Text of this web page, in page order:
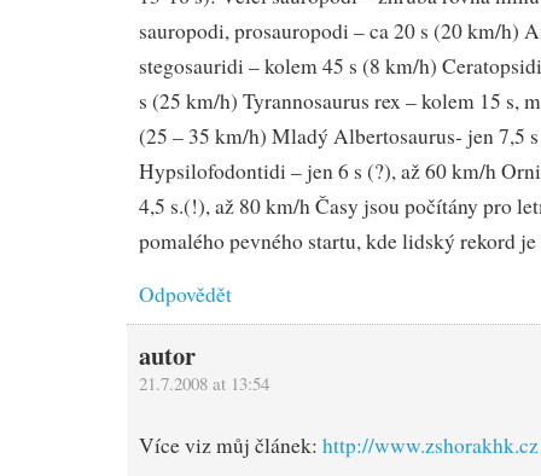
sauropodi, prosauropodi – ca 20 s (20 km/h)
stegosauridi – kolem 45 s (8 km/h)
s (25 km/h) Tyrannosaurus rex – kolem 15 s,
(25 – 35 km/h) Mladý Albertosaurus- jen 7,5
Hypsilofodontidi – jen 6 s (?), až 60 km/h
4,5 s.(!), až 80 km/h Časy jsou počítány pro
pomalého pevného startu, kde lidský rekord je
Odpovědět
autor
21.7.2008 at 13:54
Více viz můj článek: http://www.zshorakhk.cz